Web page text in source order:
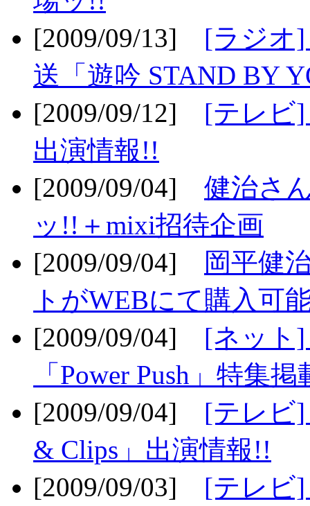
[2009/09/13] [ラジオ]
送「遊吟 STAND BY
[2009/09/12] [テレビ]
出演情報!!
[2009/09/04] 健治さ
ッ!!＋mixi招待企画
[2009/09/04]
岡平健
トがWEBにて購入可
[2009/09/04] [ネット]
「Power Push」特集
[2009/09/04] [テレビ]
& Clips」出演情報!!
[2009/09/03] [テレビ